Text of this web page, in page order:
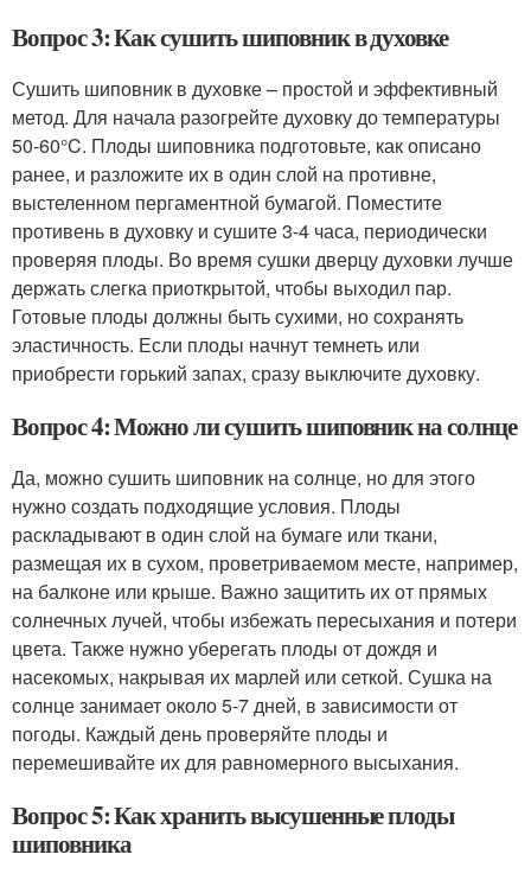
Вопрос 3: Как сушить шиповник в духовке
Сушить шиповник в духовке – простой и эффективный
метод. Для начала разогрейте духовку до температуры
50-60°C. Плоды шиповника подготовьте, как описано
ранее, и разложите их в один слой на противне,
выстеленном пергаментной бумагой. Поместите
противень в духовку и сушите 3-4 часа, периодически
проверяя плоды. Во время сушки дверцу духовки лучше
держать слегка приоткрытой, чтобы выходил пар.
Готовые плоды должны быть сухими, но сохранять
эластичность. Если плоды начнут темнеть или
приобрести горький запах, сразу выключите духовку.
Вопрос 4: Можно ли сушить шиповник на солнце
Да, можно сушить шиповник на солнце, но для этого
нужно создать подходящие условия. Плоды
раскладывают в один слой на бумаге или ткани,
размещая их в сухом, проветриваемом месте, например,
на балконе или крыше. Важно защитить их от прямых
солнечных лучей, чтобы избежать пересыхания и потери
цвета. Также нужно уберегать плоды от дождя и
насекомых, накрывая их марлей или сеткой. Сушка на
солнце занимает около 5-7 дней, в зависимости от
погоды. Каждый день проверяйте плоды и
перемешивайте их для равномерного высыхания.
Вопрос 5: Как хранить высушенные плоды
шиповника